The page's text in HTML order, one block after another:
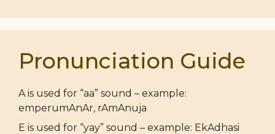
Pronunciation Guide
A is used for “aa” sound – example:
emperumAnAr, rAmAnuja
E is used for “yay” sound – example: EkAdhasi